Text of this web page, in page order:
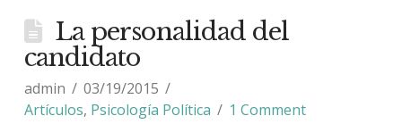
La personalidad del
candidato
admin
03/19/2015
Artículos, Psicología Política 1 Comment